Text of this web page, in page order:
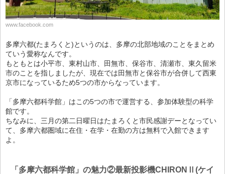
www.facebook.com
多摩六都(たまろくと)というのは、多摩の北部地域のことをまとめ
ていう愛称なんです。
もともとは小平市、東村山市、田無市、保谷市、清瀬市、東久留米
市のことを指しましたが、現在では田無市と保谷市が合併して西東
京市になっているため5つの市からなっています。
「多摩六都科学館」はこの5つの市で運営する、参加体験型の科学
館です。
ちなみに、三月の第二日曜日はたまろくと市民感謝デーとなってい
て、多摩六都圏域に在住・在学・在勤の方は無料で入館できます
よ。
「多摩六都科学館」の魅力②最新投影機CHIRONⅡ(ケイ